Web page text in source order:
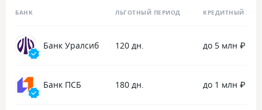
и навязывания.
дверей)
БАНК ЛЬГОТНЫЙ ПЕРИОД КРЕДИТНЫЙ
Банк Уралсиб 120 дн. до 5 млн ₽
Банк ПСБ 180 дн. до 1 млн ₽